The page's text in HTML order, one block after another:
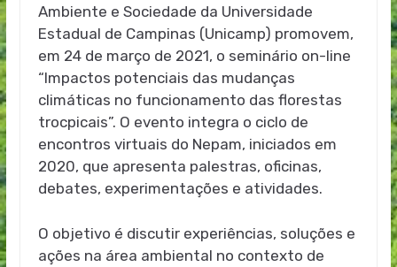
Ambiente e Sociedade da Universidade
Estadual de Campinas (Unicamp) promovem,
em 24 de março de 2021, o seminário on-line
“Impactos potenciais das mudanças
climáticas no funcionamento das florestas
trocpicais”. O evento integra o ciclo de
encontros virtuais do Nepam, iniciados em
2020, que apresenta palestras, oficinas,
debates, experimentações e atividades.
O objetivo é discutir experiências, soluções e
ações na área ambiental no contexto de